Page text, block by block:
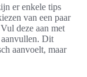
er enkele tips
van een paar
deze aan met
aanvullen. Dit
aanvoelt, maar